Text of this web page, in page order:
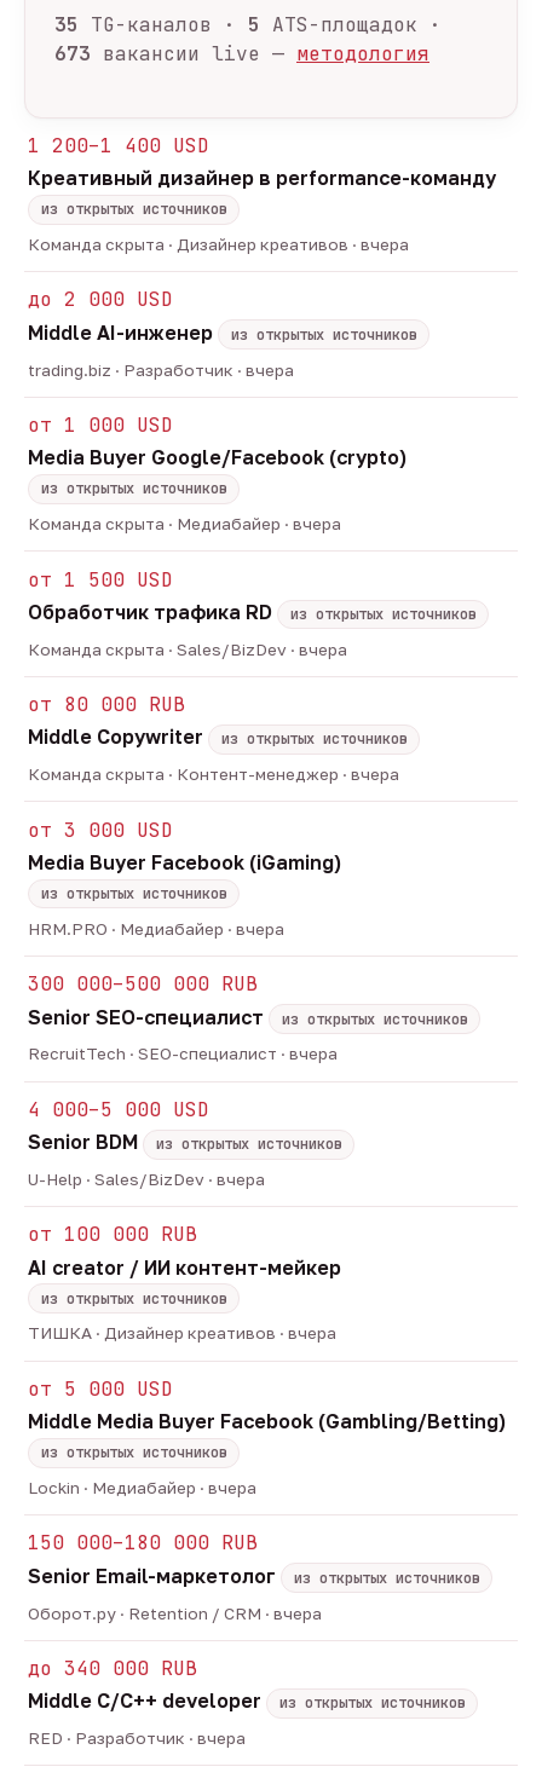
35 TG-каналов · 5 ATS-площадок ·
673 вакансии live — методология
1 200–1 400 USD
Креативный дизайнер в performance-команду
из открытых источников
Команда скрыта · Дизайнер креативов · вчера
до 2 000 USD
Middle AI-инженер
из открытых источников
trading.biz · Разработчик · вчера
от 1 000 USD
Media Buyer Google/Facebook (crypto)
из открытых источников
Команда скрыта · Медиабайер · вчера
от 1 500 USD
Обработчик трафика RD
из открытых источников
Команда скрыта · Sales/BizDev · вчера
от 80 000 RUB
Middle Copywriter
из открытых источников
Команда скрыта · Контент-менеджер · вчера
от 3 000 USD
Media Buyer Facebook (iGaming)
из открытых источников
HRM.PRO · Медиабайер · вчера
300 000–500 000 RUB
Senior SEO-специалист
из открытых источников
RecruitTech · SEO-специалист · вчера
4 000–5 000 USD
Senior BDM
из открытых источников
U-Help · Sales/BizDev · вчера
от 100 000 RUB
AI creator / ИИ контент-мейкер
из открытых источников
ТИШКА · Дизайнер креативов · вчера
от 5 000 USD
Middle Media Buyer Facebook (Gambling/Betting)
из открытых источников
Lockin · Медиабайер · вчера
150 000–180 000 RUB
Senior Email-маркетолог
из открытых источников
Оборот.ру · Retention / CRM · вчера
до 340 000 RUB
Middle C/C++ developer
из открытых источников
RED · Разработчик · вчера